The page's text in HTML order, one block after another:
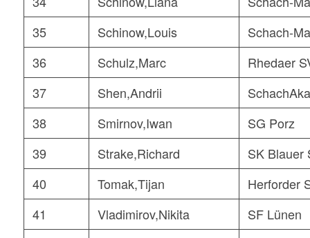
35
Schinow,Louis
Schach-
36
Schulz,Marc
Rhedaer
37
Shen,Andrii
38
Smirnov,Iwan
SG Porz
39
Strake,Richard
SK Blauer
40
Tomak,Tijan
Herforder
41
Vladimirov,Nikita
SF Lünen